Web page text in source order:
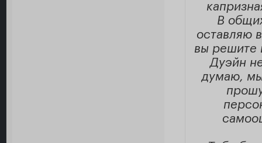
В
оставляю
вы решите
Дуэйн
думаю,